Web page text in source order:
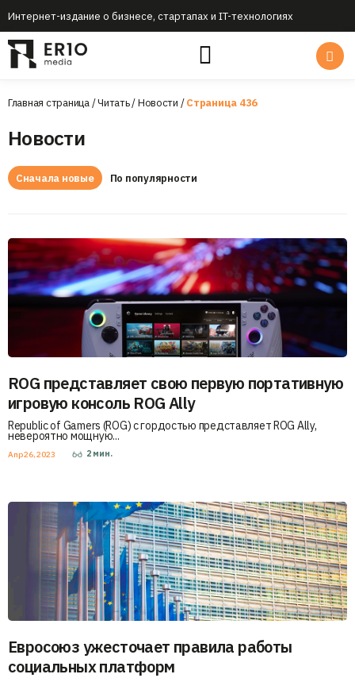
Интернет-издание о бизнесе, стартапах и IT-технологиях
Главная страница/Читать/Новости /Страница 436
Новости
Сначала новые По популярности
ROG представляет свою первую портативную
игровую консоль ROG Ally
Republic of Gamers (ROG) с гордостью представляет ROG Ally,
невероятно мощную...
Апр 26, 2023 2 мин.
Евросоюз ужесточает правила работы
социальных платформ